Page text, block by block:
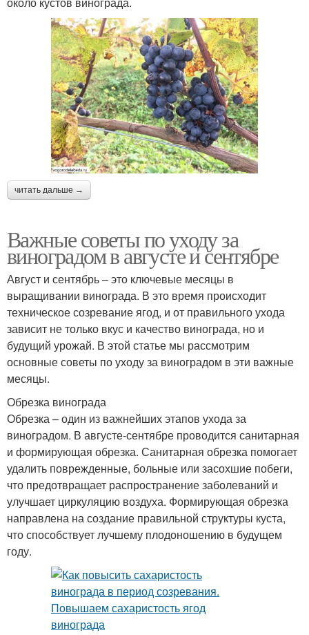
читать дальше →
Важные советы по уходу за
виноградом в августе и сентябре
Август и сентябрь – это ключевые месяцы в
выращивании винограда. В это время происходит
техническое созревание ягод, и от правильного ухода
зависит не только вкус и качество винограда, но и
будущий урожай. В этой статье мы рассмотрим
основные советы по уходу за виноградом в эти важные
месяцы.
Обрезка винограда
Обрезка – один из важнейших этапов ухода за
виноградом. В августе-сентябре проводится санитарная
и формирующая обрезка. Санитарная обрезка помогает
удалить поврежденные, больные или засохшие побеги,
что предотвращает распространение заболеваний и
улучшает циркуляцию воздуха. Формирующая обрезка
направлена на создание правильной структуры куста,
что способствует лучшему плодоношению в будущем
году.